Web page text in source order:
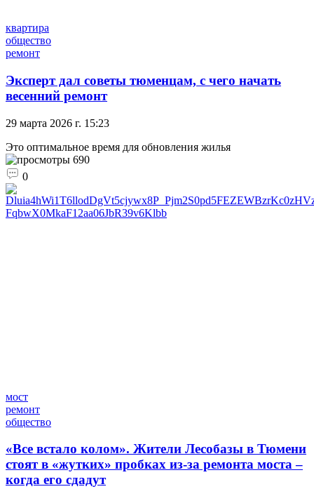
квартира
общество
ремонт
Эксперт дал советы тюменцам, с чего начать
весенний ремонт
29 марта 2026 г. 15:23
Это оптимальное время для обновления жилья
690
0
мост
ремонт
общество
«Все встало колом». Жители Лесобазы в Тюмени
стоят в «жутких» пробках из-за ремонта моста –
когда его сдадут